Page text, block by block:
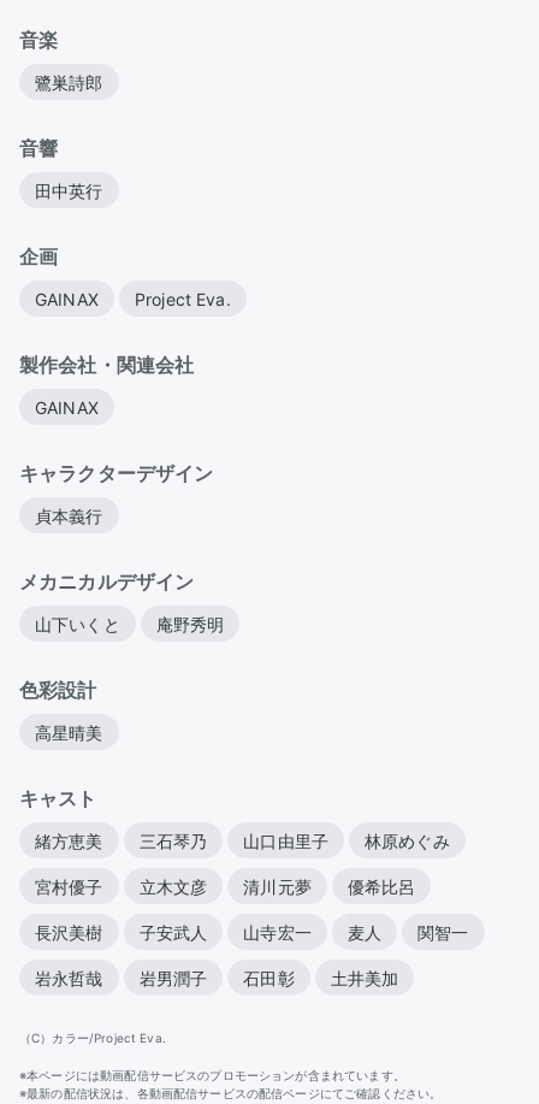
音楽
鷺巣詩郎
音響
田中英行
企画
GAINAX Project Eva.
製作会社・関連会社
GAINAX
キャラクターデザイン
貞本義行
メカニカルデザイン
山下いくと 庵野秀明
色彩設計
高星晴美
キャスト
緒方恵美 三石琴乃 山口由里子 林原めぐみ
宮村優子 立木文彦 清川元夢 優希比呂
長沢美樹 子安武人 山寺宏一 麦人 関智一
岩永哲哉 岩男潤子 石田彰 土井美加
（C）カラー/Project Eva.
※本ページには動画配信サービスのプロモーションが含まれています。
※最新の配信状況は、各動画配信サービスの配信ページにてご確認ください。